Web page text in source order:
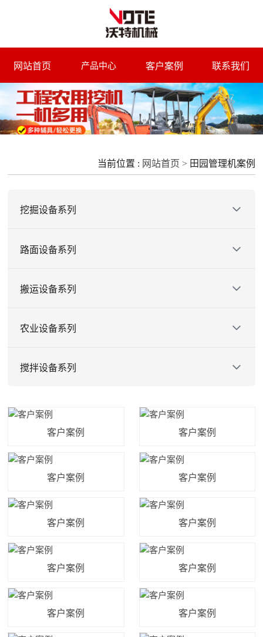
网站首页 产品中心 客户案例 联系我们
当前位置 : 网站首页 > 田园管理机案例
挖掘设备系列
小型挖掘机
路面设备系列
护栏打桩机
扫雪机
搬运设备系列
越野叉车
农业设备系列
履带运输车
搅拌设备系列
装载机搅拌斗
平口式搅拌车
客户案例 客户案例
客户案例 客户案例
客户案例 客户案例
客户案例 客户案例
客户案例 客户案例